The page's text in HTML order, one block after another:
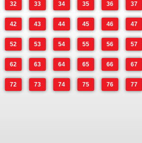
32 33 34 35 36 37
42 43 44 45 46 47
52 53 54 55 56 57
62 63 64 65 66 67
72 73 74 75 76 77